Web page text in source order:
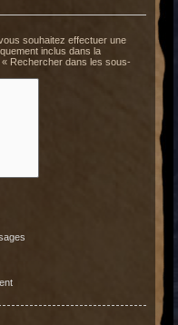
souhaitez effectuer une
inclus dans la
Rechercher dans les sous-